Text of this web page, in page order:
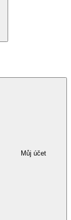
Můj účet